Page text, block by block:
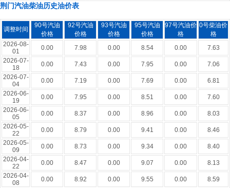
荆门汽油柴油历史油价表
调整时间
90号汽油
价格
92号汽油
价格
93号汽油
价格
95号汽油
价格
97号汽油价
格
0号柴油价
格
2026-08-
01
0.00 7.98 0.00 8.54 0.00
7.63
2026-07-
18
0.00 7.43 0.00 7.95 0.00
7.06
2026-07-
04
0.00 7.19 0.00 7.69 0.00
6.81
2026-06-
19
0.00 7.95 0.00 8.51 0.00
7.60
2026-06-
05
0.00 8.37 0.00 8.96 0.00
8.03
2026-05-
22
0.00 8.79 0.00 9.41 0.00
8.46
2026-05-
09
0.00 8.73 0.00 9.34 0.00
8.40
2026-04-
22
0.00 8.47 0.00 9.07 0.00
8.13
2026-04-
08
0.00 8.92 0.00 9.55 0.00
8.59